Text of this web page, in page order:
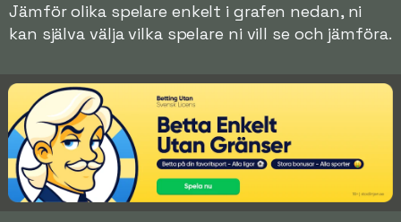
Jämför olika spelare enkelt i grafen nedan, ni
kan själva välja vilka spelare ni vill se och jämföra.